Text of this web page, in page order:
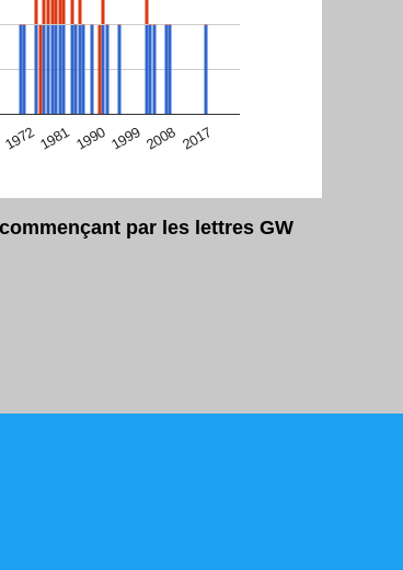
19721981 1990 1999 2008 2017
par les lettres GW